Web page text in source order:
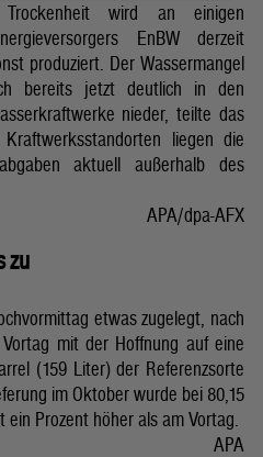
wird an einigen
EnBW derzeit
produziert. Der Wassermangel
bereits jetzt deutlich in den
nieder, teilte das
liegen die
aktuell außerhalb des
APA/dpa-AFX
zu
etwas zugelegt, nach
mit der Hoffnung auf eine
(159 Liter) der Referenzsorte
im Oktober wurde bei 80,15
Prozent höher als am Vortag.
APA